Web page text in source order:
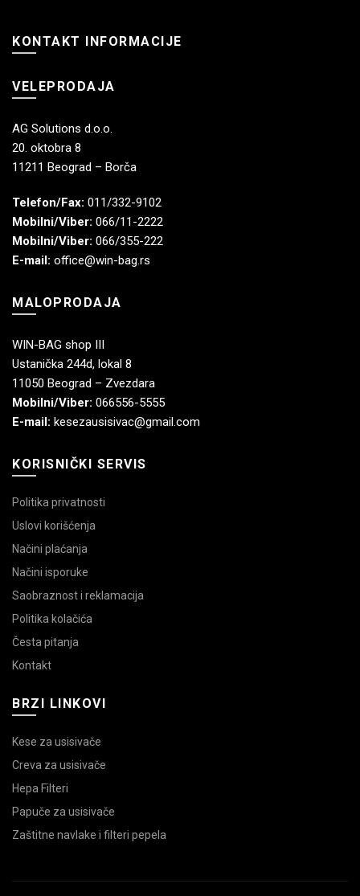
KONTAKT INFORMACIJE
VELEPRODAJA
AG Solutions d.o.o.
20. oktobra 8
11211 Beograd – Borča
Telefon/Fax: 011/332-9102
Mobilni/Viber: 066/11-2222
Mobilni/Viber: 066/355-222
E-mail: office@win-bag.rs
MALOPRODAJA
WIN-BAG shop III
Ustanička 244d, lokal 8
11050 Beograd – Zvezdara
Mobilni/Viber: 066556-5555
E-mail: kesezausisivac@gmail.com
KORISNIČKI SERVIS
Politika privatnosti
Uslovi korišćenja
Načini plaćanja
Načini isporuke
Saobraznost i reklamacija
Politika kolačića
Česta pitanja
Kontakt
BRZI LINKOVI
Kese za usisivače
Creva za usisivače
Hepa Filteri
Papuče za usisivače
Zaštitne navlake i filteri pepela